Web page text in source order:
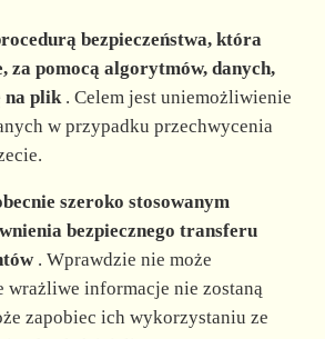
i
d
o
bezpieczeństwa, która
za pomocą algorytmów, danych,
na plik. Celem jest uniemożliwienie
w przypadku przechwycenia
szeroko stosowanym
bezpiecznego transferu
. Wprawdzie nie może
wrażliwe informacje nie zostaną
zapobiec ich wykorzystaniu ze